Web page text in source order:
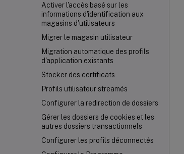
Activer l'accès basé sur les
informations d'identification aux
magasins d'utilisateurs
Migrer le magasin utilisateur
Migration automatique des profils
d'application existants
Stocker des certificats
Profils utilisateur streamés
Configurer la redirection de dossiers
Gérer les dossiers de cookies et les
autres dossiers transactionnels
Configurer les profils déconnectés